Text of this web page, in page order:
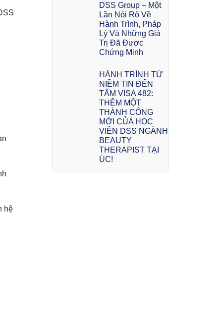
hệ
DSS Group – Một
Lần Nói Rõ Về
Hành Trình, Pháp
Lý Và Những Giá
Trị Đã Được
Chứng Minh
HÀNH TRÌNH TỪ
NIỀM TIN ĐẾN
TẤM VISA 482:
THÊM MỘT
THÀNH CÔNG
MỚI CỦA HỌC
VIÊN DSS NGÀNH
BEAUTY
THERAPIST TẠI
ÚC!